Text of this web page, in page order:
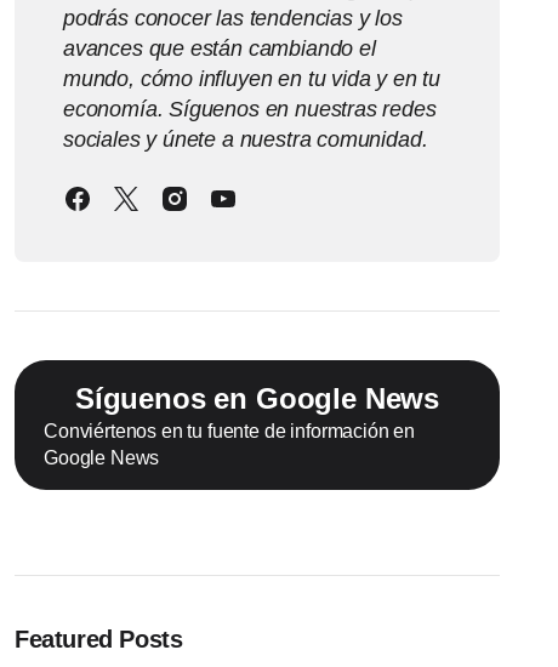
podrás conocer las tendencias y los
avances que están cambiando el
mundo, cómo influyen en tu vida y en tu
economía. Síguenos en nuestras redes
sociales y únete a nuestra comunidad.
Síguenos en Google News
Conviértenos en tu fuente de información en
Google News
Featured Posts